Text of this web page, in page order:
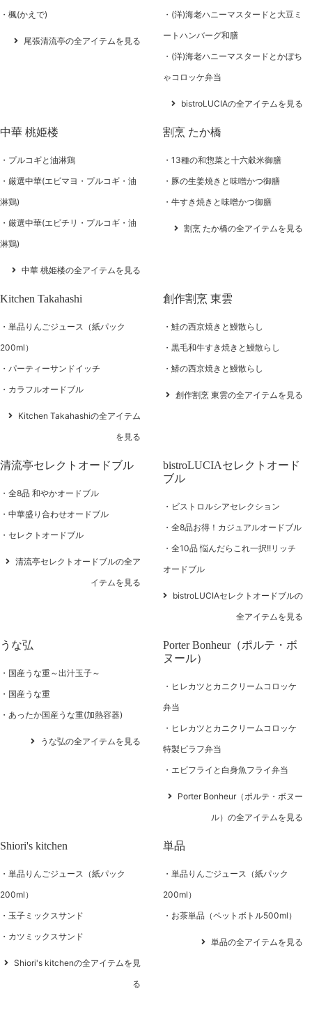
楓(かえで)
尾張清流亭の全アイテムを見る
(洋)海老ハニーマスタードと大豆ミ
ートハンバーグ和膳
(洋)海老ハニーマスタードとかぼち
ゃコロッケ弁当
bistroLUCIAの全アイテムを見る
中華 桃姫楼
プルコギと油淋鶏
厳選中華(エビマヨ・プルコギ・油
淋鶏)
厳選中華(エビチリ・プルコギ・油
淋鶏)
中華 桃姫楼の全アイテムを見る
割烹 たか橋
13種の和惣菜と十六穀米御膳
豚の生姜焼きと味噌かつ御膳
牛すき焼きと味噌かつ御膳
割烹 たか橋の全アイテムを見る
Kitchen Takahashi
単品りんごジュース（紙パック
200ml）
パーティーサンドイッチ
カラフルオードブル
Kitchen Takahashiの全アイテム
を見る
創作割烹 東雲
鮭の西京焼きと鰻散らし
黒毛和牛すき焼きと鰻散らし
鰆の西京焼きと鰻散らし
創作割烹 東雲の全アイテムを見る
清流亭セレクトオードブル
全8品 和やかオードブル
中華盛り合わせオードブル
セレクトオードブル
清流亭セレクトオードブルの全ア
イテムを見る
bistroLUCIAセレクトオード
ブル
ビストロルシアセレクション
全8品お得！カジュアルオードブル
全10品 悩んだらこれ一択!!リッチ
オードブル
bistroLUCIAセレクトオードブルの
全アイテムを見る
うな弘
国産うな重～出汁玉子～
国産うな重
あったか国産うな重(加熱容器)
うな弘の全アイテムを見る
Porter Bonheur（ポルテ・ボ
ヌール）
ヒレカツとカニクリームコロッケ
弁当
ヒレカツとカニクリームコロッケ
特製ピラフ弁当
エビフライと白身魚フライ弁当
Porter Bonheur（ポルテ・ボヌー
ル）の全アイテムを見る
Shiori's kitchen
単品りんごジュース（紙パック
200ml）
玉子ミックスサンド
カツミックスサンド
Shiori's kitchenの全アイテムを見
る
単品
単品りんごジュース（紙パック
200ml）
お茶単品（ペットボトル500ml）
単品の全アイテムを見る